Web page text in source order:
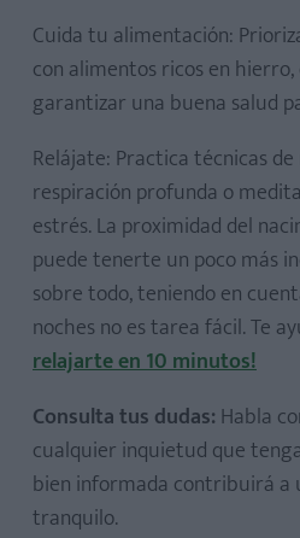
Cuida tu alimentación:
con alimentos ricos en
garantizar una buena salud
Relájate: Practica técnicas
respiración profunda o
estrés. La proximidad del
puede tenerte un poco más
sobre todo, teniendo en
noches no es tarea fácil. Te
relajarte en 10 minutos!
Consulta tus dudas: Habla
cualquier inquietud que
bien informada contribuirá a
tranquilo.